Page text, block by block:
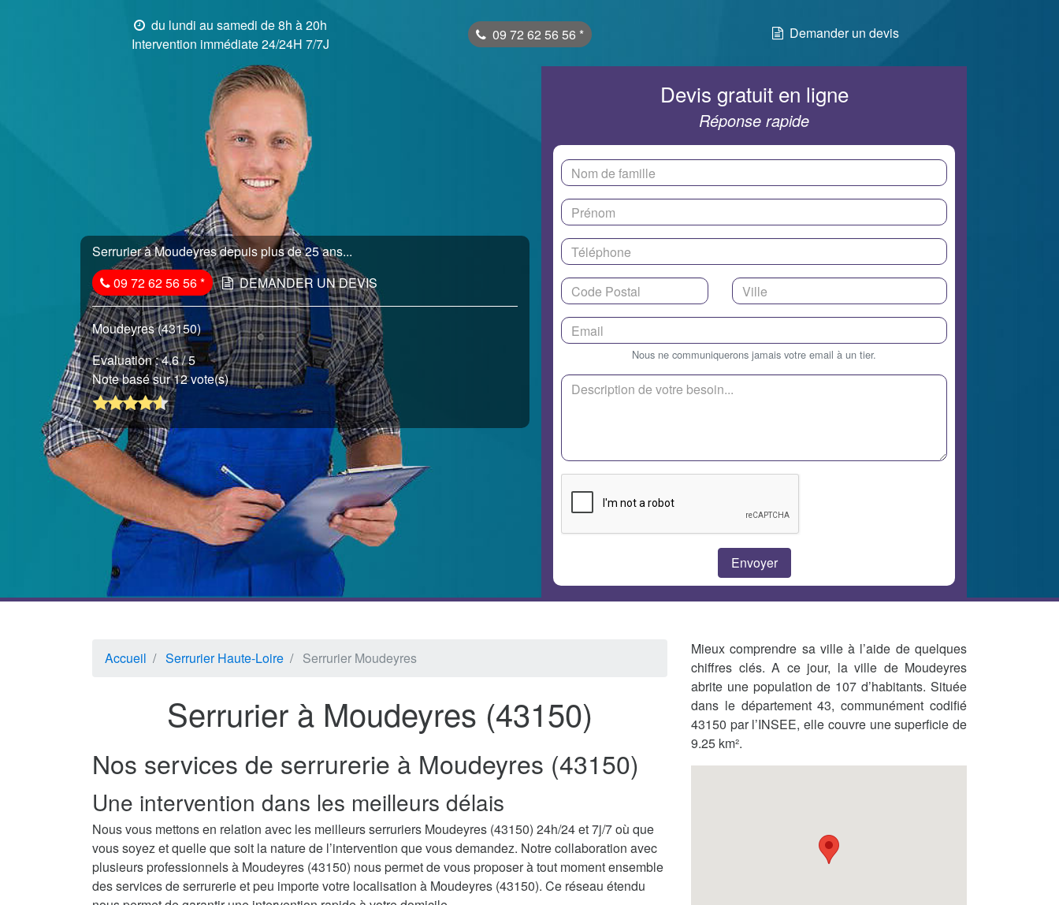
du lundi au samedi de 8h à 20h
Intervention immédiate 24/24H 7/7J
09 72 62 56 56 * Demander un devis
Serrurier à Moudeyres depuis plus de 25 ans...
09 72 62 56 56* DEMANDER UN DEVIS
Moudeyres (43150)
Evaluation :4.6/ 5
Note basé sur 12 vote(s)
Devis gratuit en ligne
Réponse rapide
Nous ne communiquerons jamais votre email à un tier.
Accueil Serrurier Haute-Loire Serrurier Moudeyres
Serrurier à Moudeyres (43150)
Nos services de serrurerie à Moudeyres (43150)
Une intervention dans les meilleurs délais
Nous vous mettons en relation avec les meilleurs serruriers Moudeyres (43150) 24h/24 et 7j/7 où que
vous soyez et quelle que soit la nature de l’intervention que vous demandez. Notre collaboration avec
plusieurs professionnels à Moudeyres (43150) nous permet de vous proposer à tout moment ensemble
des services de serrurerie et peu importe votre localisation à Moudeyres (43150). Ce réseau étendu
Mieux comprendre sa ville à l’aide de quelques
chiffres clés. A ce jour, la ville de Moudeyres
abrite une population de 107 d’habitants. Située
dans le département 43, communément codifié
43150 par l’INSEE, elle couvre une superficie de
9.25 km².